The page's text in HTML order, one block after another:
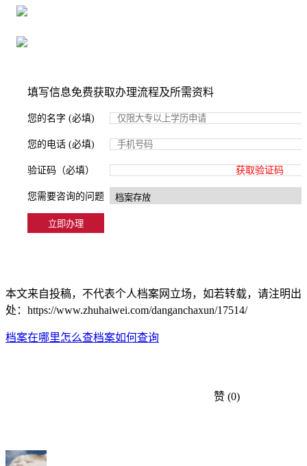
填写信息免费获取办理流程及所需资料
您的名字 (必填)
您的电话 (必填)
验证码（必填） 获取验证码
您需要咨询的问题
本文来自投稿，不代表个人档案网立场，如若转载，请注明出
处：https://www.zhuhaiwei.com/danganchaxun/17514/
档案在哪里怎么查档案如何查询
赞 (0)